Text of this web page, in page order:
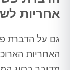
אחריות
גם על הדברת
האחריות